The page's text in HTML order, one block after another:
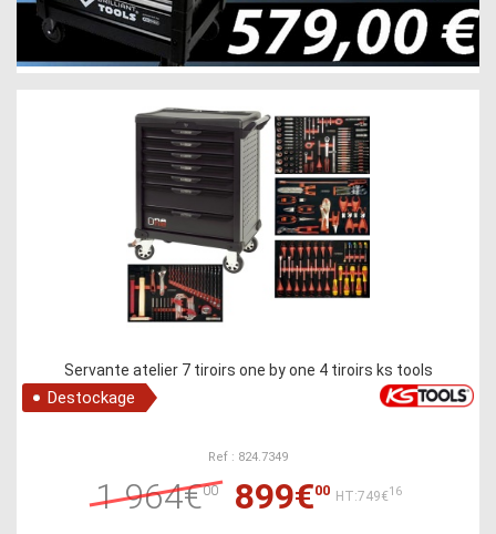
Servante atelier 7 tiroirs one by one 4 tiroirs ks tools
Destockage
Ref : 824.7349
1 964€00 899€00 HT:749€16